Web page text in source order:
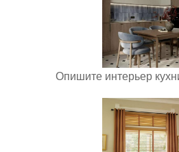
Опишите интерьер